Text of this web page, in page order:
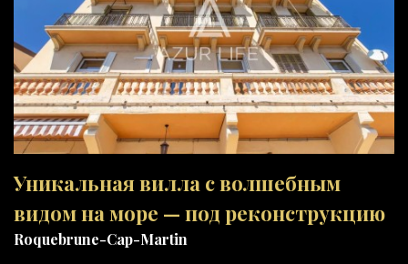
Уникальная вилла с волшебным
видом на море — под реконструкцию
Roquebrune-Cap-Martin